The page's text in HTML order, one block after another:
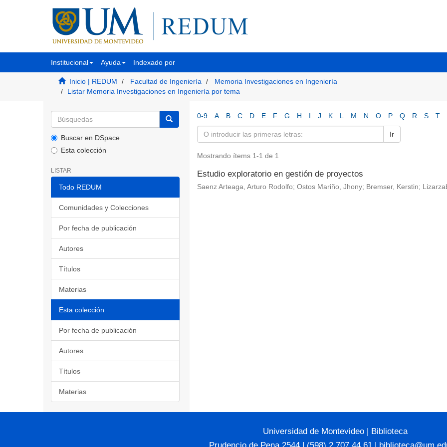
Institucional Ayuda Indexado por
Inicio | REDUM Facultad de Ingeniería
Memoria Investigaciones en Ingeniería
Listar Memoria Investigaciones en Ingeniería por tema
Buscar en DSpace
Esta colección
LISTAR
Todo REDUM
Comunidades y Colecciones
Por fecha de publicación
Autores
Títulos
Materias
Esta colección
Por fecha de publicación
Autores
Títulos
Materias
0-9 A B C D E F G H I J K L M N O P Q R S T
Ir
Mostrando ítems 1-1 de 1
Estudio exploratorio en gestión de proyectos
Saenz Arteaga, Arturo Rodolfo; Ostos Mariño, Jhony; Bremser, Kerstin;
Universidad de Montevideo | Biblioteca